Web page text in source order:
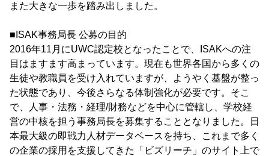
また大きな一歩を踏み出しました。
■ISAK事務局長 公募の目的
2016年11月にUWC認定校となったことで、ISAKへの注
目はますます高まっています。現在も世界各国から多くの
生徒や教職員を受け入れていますが、ようやく基盤が整っ
た状態であり、今後さらなる体制強化が必要です。そこ
で、人事・法務・経理/財務などを中心に管轄し、学校経
営の中核を担う事務局長を募集することとなりました。日
本最大級の即戦力人材データベースを持ち、これまで多く
の企業の採用を支援してきた「ビズリーチ」のサイト上で